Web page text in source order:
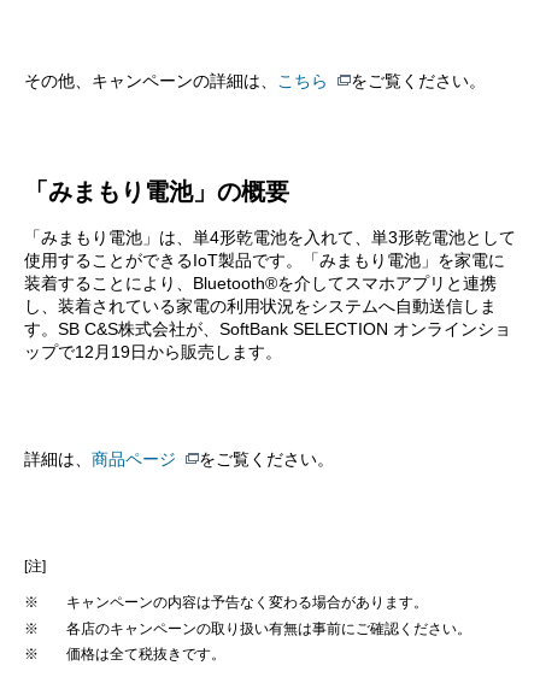
その他、キャンペーンの詳細は、 こちら をご覧ください。
「みまもり電池」の概要
「みまもり電池」は、単4形乾電池を入れて、単3形乾電池として
使用することができるIoT製品です。「みまもり電池」を家電に
装着することにより、Bluetooth®を介してスマホアプリと連携
し、装着されている家電の利用状況をシステムへ自動送信しま
す。SB C&S株式会社が、SoftBank SELECTION オンラインショ
ップで12月19日から販売します。
詳細は、 商品ページ をご覧ください。
[注]
※
キャンペーンの内容は予告なく変わる場合があります。
※
各店のキャンペーンの取り扱い有無は事前にご確認ください。
※
価格は全て税抜きです。